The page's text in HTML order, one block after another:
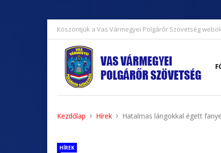
Köszöntjük a Vas Vármegyei Polgárőr Szövetség
Kezdőlap Hírek Hatalmas lángokkal égett
HÍREK